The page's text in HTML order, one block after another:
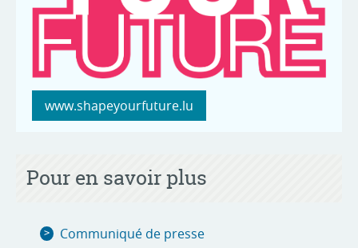
www.shapeyourfuture.lu
Pour en savoir plus
Communiqué de presse